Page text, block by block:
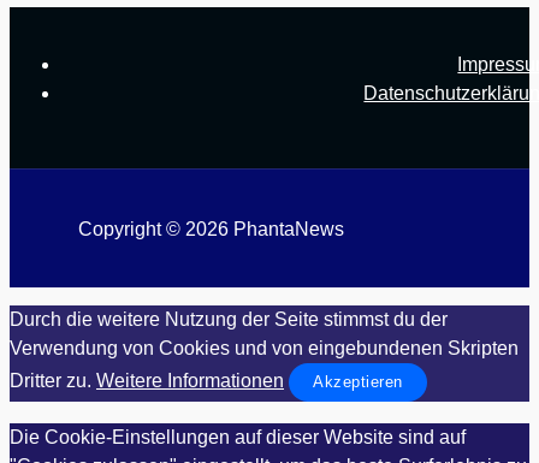
Copyright © 2026 PhantaNews
Durch die weitere Nutzung der Seite stimmst du der
Verwendung von Cookies und von eingebundenen Skripten
Dritter zu. Weitere Informationen Akzeptieren
Die Cookie-Einstellungen auf dieser Website sind auf